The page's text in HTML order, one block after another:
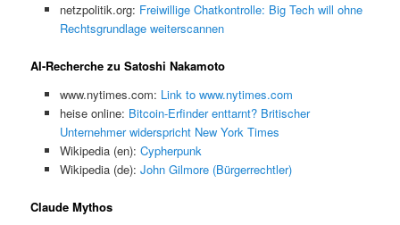
netzpolitik.org: Freiwillige Chatkontrolle: Big Tech will ohne
Rechtsgrundlage weiterscannen
AI-Recherche zu Satoshi Nakamoto
www.nytimes.com: Link to www.nytimes.com
heise online: Bitcoin-Erfinder enttarnt? Britischer
Unternehmer widerspricht New York Times
Wikipedia (en): Cypherpunk
Wikipedia (de): John Gilmore (Bürgerrechtler)
Claude Mythos